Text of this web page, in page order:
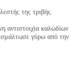
της τριβής.
καλωδίων
γύρω από την